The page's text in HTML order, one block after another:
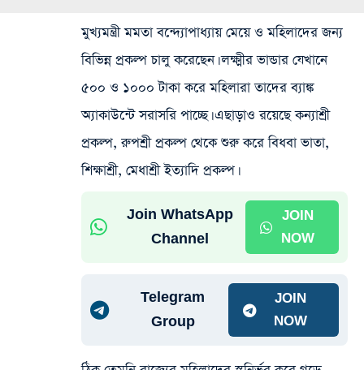
মুখ্যমন্ত্রী মমতা বন্দ্যোপাধ্যায় মেয়ে ও মহিলাদের জন্য
বিভিন্ন প্রকল্প চালু করেছেন। লক্ষ্মীর ভান্ডার যেখানে
৫০০ ও ১০০০ টাকা করে মহিলারা তাদের ব্যাঙ্ক
অ্যাকাউন্টে সরাসরি পাচ্ছে। এছাড়াও রয়েছে কন্যাশ্রী
প্রকল্প, রুপশ্রী প্রকল্প থেকে শুরু করে বিধবা ভাতা,
শিক্ষাশ্রী, মেধাশ্রী ইত্যাদি প্রকল্প।
Join WhatsApp
Channel
JOIN
NOW
Telegram
Group
JOIN
NOW